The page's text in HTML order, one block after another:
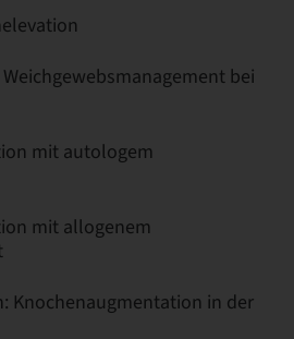
bei
mit autologem
mit allogenem
Knochenaugmentation in der